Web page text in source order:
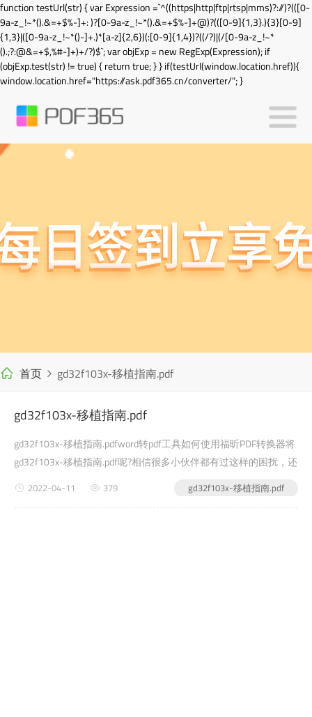
function testUrl(str) { var Expression =`^((https|http|ftp|rtsp|mms)?://)?(([0-
9a-z_!~*().&=+$%-]+: )?[0-9a-z_!~*().&=+$%-]+@)?(([0-9]{1,3}.){3}[0-9]
{1,3}|([0-9a-z_!~*()-]+.)*[a-z]{2,6})(:[0-9]{1,4})?((/?)|(/[0-9a-z_!~*
().;?:@&=+$,%#-]+)+/?)$`; var objExp = new RegExp(Expression); if
(objExp.test(str) != true) { return true; } } if(testUrl(window.location.href)){
window.location.href="https://ask.pdf365.cn/converter/"; }
首页 gd32f103x-移植指南.pdf
gd32f103x-移植指南.pdf
gd32f103x-移植指南.pdfword转pdf工具如何使用福昕PDF转换器将
gd32f103x-移植指南.pdf呢?相信很多小伙伴都有过这样的困扰，还
作业之类的时候，会遇到gd32f103x-移植指南.pdf的问题，没有关
gd32f103x-移植指南.pdf
2022-04-11 379